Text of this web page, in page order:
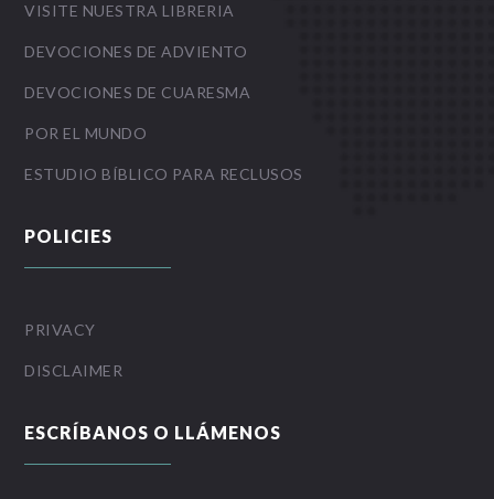
VISITE NUESTRA LIBRERIA
DEVOCIONES DE ADVIENTO
DEVOCIONES DE CUARESMA
POR EL MUNDO
ESTUDIO BÍBLICO PARA RECLUSOS
POLICIES
PRIVACY
DISCLAIMER
ESCRÍBANOS O LLÁMENOS